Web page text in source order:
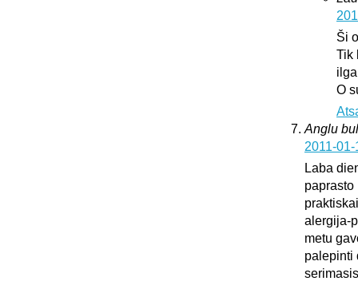
Ši
Tik
O
Anglu
2011-
Laba
paprasto
alergija-
metu
palepinti